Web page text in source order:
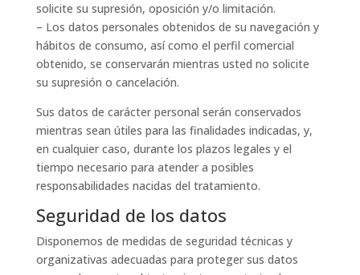
solicite su supresión, oposición y/o limitación.
– Los datos personales obtenidos de su navegación y
hábitos de consumo, así como el perfil comercial
obtenido, se conservarán mientras usted no solicite
su supresión o cancelación.
Sus datos de carácter personal serán conservados
mientras sean útiles para las finalidades indicadas, y,
en cualquier caso, durante los plazos legales y el
tiempo necesario para atender a posibles
responsabilidades nacidas del tratamiento.
Seguridad de los datos
Disponemos de medidas de seguridad técnicas y
organizativas adecuadas para proteger sus datos